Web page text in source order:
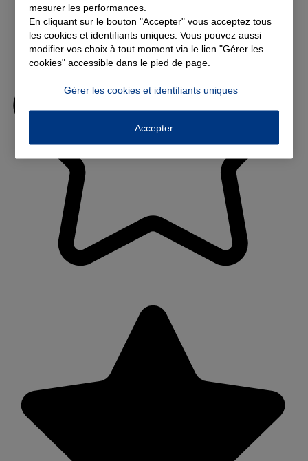
mesurer les performances.
En cliquant sur le bouton "Accepter" vous acceptez tous
les cookies et identifiants uniques. Vous pouvez aussi
modifier vos choix à tout moment via le lien "Gérer les
cookies" accessible dans le pied de page.
Gérer les cookies et identifiants uniques
Accepter